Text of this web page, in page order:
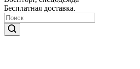
Бесплатная доставка.